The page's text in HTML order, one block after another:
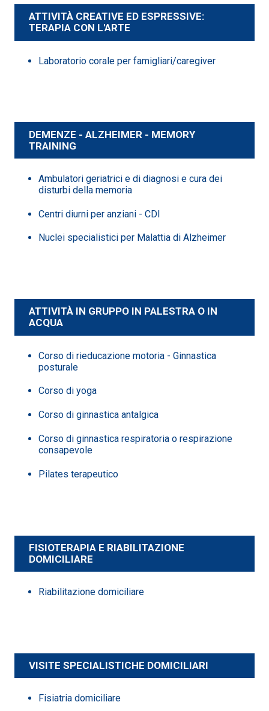
ATTIVITÀ CREATIVE ED ESPRESSIVE:
TERAPIA CON L'ARTE
Laboratorio corale per famigliari/caregiver
DEMENZE - ALZHEIMER - MEMORY
TRAINING
Ambulatori geriatrici e di diagnosi e cura dei
disturbi della memoria
Centri diurni per anziani - CDI
Nuclei specialistici per Malattia di Alzheimer
ATTIVITÀ IN GRUPPO IN PALESTRA O IN
ACQUA
Corso di rieducazione motoria - Ginnastica
posturale
Corso di yoga
Corso di ginnastica antalgica
Corso di ginnastica respiratoria o respirazione
consapevole
Pilates terapeutico
FISIOTERAPIA E RIABILITAZIONE
DOMICILIARE
Riabilitazione domiciliare
VISITE SPECIALISTICHE DOMICILIARI
Fisiatria domiciliare